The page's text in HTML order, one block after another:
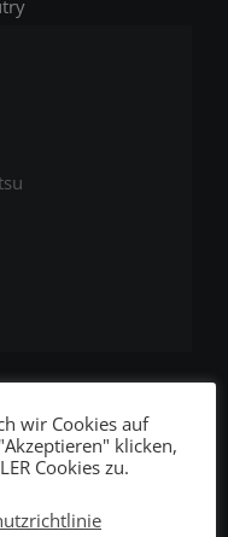
wir Cookies auf
klicken,
Cookies zu.